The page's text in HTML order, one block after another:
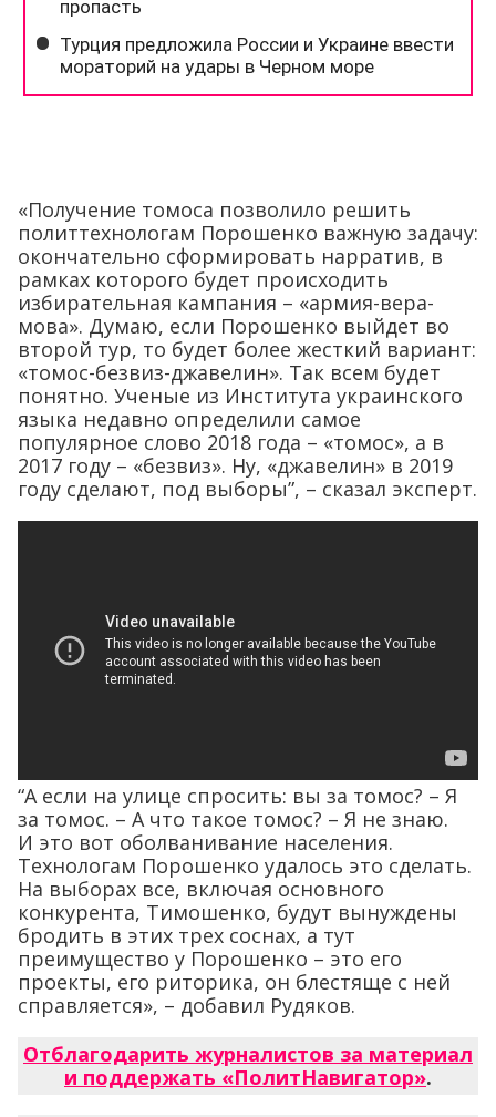
«Получение томоса позволило решить
политтехнологам Порошенко важную задачу:
окончательно сформировать нарратив, в
рамках которого будет происходить
избирательная кампания – «армия-вера-
мова». Думаю, если Порошенко выйдет во
второй тур, то будет более жесткий вариант:
«томос-безвиз-джавелин». Так всем будет
понятно. Ученые из Института украинского
языка недавно определили самое
популярное слово 2018 года – «томос», а в
2017 году – «безвиз». Ну, «джавелин» в 2019
году сделают, под выборы”, – сказал эксперт.
“А если на улице спросить: вы за томос? – Я
за томос. – А что такое томос? – Я не знаю.
И это вот оболванивание населения.
Технологам Порошенко удалось это сделать.
На выборах все, включая основного
конкурента, Тимошенко, будут вынуждены
бродить в этих трех соснах, а тут
преимущество у Порошенко – это его
проекты, его риторика, он блестяще с ней
справляется», – добавил Рудяков.
Отблагодарить журналистов за материал
и поддержать «ПолитНавигатор».